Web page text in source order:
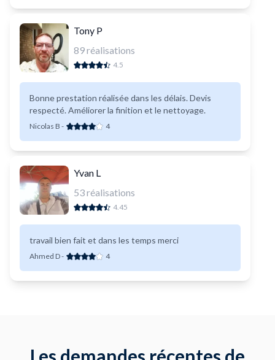
Tony P
89réalisations
4.5
Bonne prestation réalisée dans les délais. Devis
respecté. Améliorer la finition et le nettoyage.
Nicolas B - 4
Yvan L
53réalisations
4.45
travail bien fait et dans les temps merci
Ahmed D- 4
Les demandes récentes de